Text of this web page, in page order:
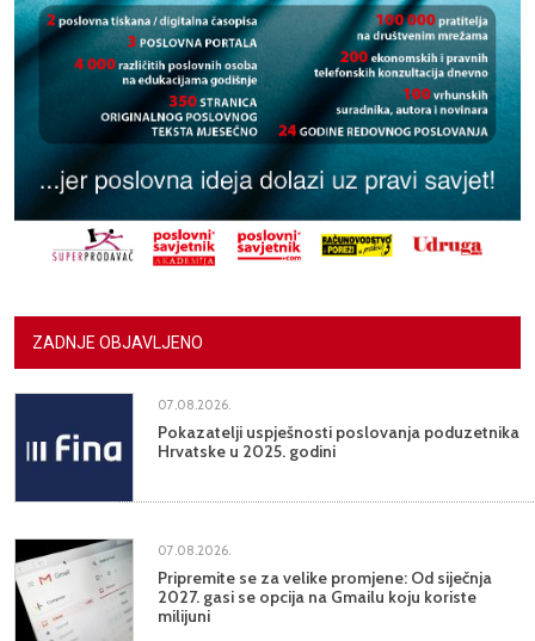
ZADNJE OBJAVLJENO
07.08.2026.
Pokazatelji uspješnosti poslovanja poduzetnika
Hrvatske u 2025. godini
07.08.2026.
Pripremite se za velike promjene: Od siječnja
2027. gasi se opcija na Gmailu koju koriste
milijuni